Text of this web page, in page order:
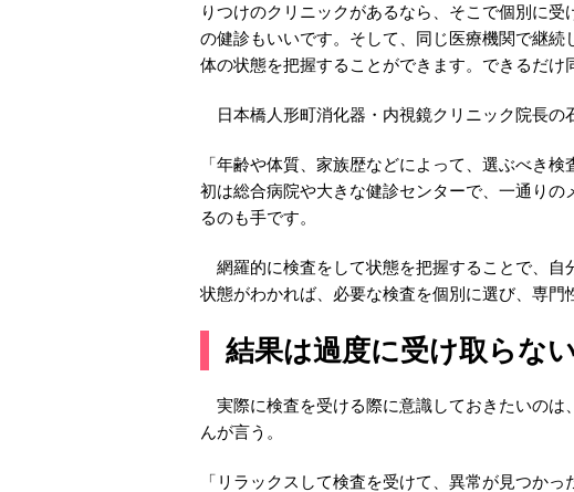
りつけのクリニックがあるなら、そこで個別に
の健診もいいです。そして、同じ医療機関で継
体の状態を把握することができます。できるだけ
日本橋人形町消化器・内視鏡クリニック院長の
「年齢や体質、家族歴などによって、選ぶべき
初は総合病院や大きな健診センターで、一通り
るのも手です。
網羅的に検査をして状態を把握することで、自
状態がわかれば、必要な検査を個別に選び、専門
結果は過度に受け取らな
実際に検査を受ける際に意識しておきたいのは
んが言う。
「リラックスして検査を受けて、異常が見つか